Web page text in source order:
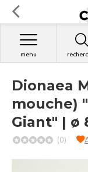
menu
Dionaea
mouche)
Giant" | ø
(0)